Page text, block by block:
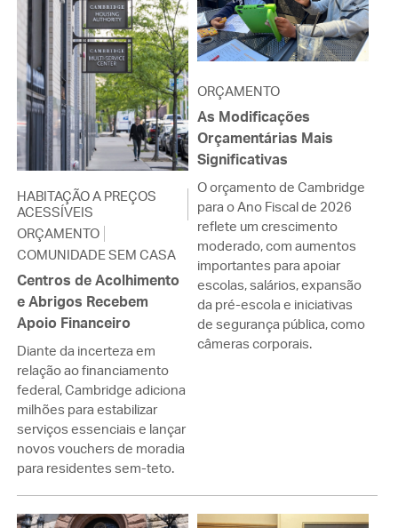
HABITAÇÃO A PREÇOS
ACESSÍVEIS
ORÇAMENTO
COMUNIDADE SEM CASA
Centros de Acolhimento
e Abrigos Recebem
Apoio Financeiro
Diante da incerteza em
relação ao financiamento
federal, Cambridge adiciona
milhões para estabilizar
serviços essenciais e lançar
novos vouchers de moradia
para residentes sem-teto.
ORÇAMENTO
As Modificações
Orçamentárias Mais
Significativas
O orçamento de Cambridge
para o Ano Fiscal de 2026
reflete um crescimento
moderado, com aumentos
importantes para apoiar
escolas, salários, expansão
da pré-escola e iniciativas
de segurança pública, como
câmeras corporais.